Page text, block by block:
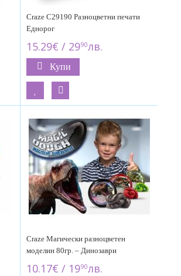
Craze C29190 Разноцветни печати
Еднорог
15.29€ / 2990лв.
Купи
Craze Магически разноцветен
моделин 80гр. – Динозаври
10.17€ / 1990лв.